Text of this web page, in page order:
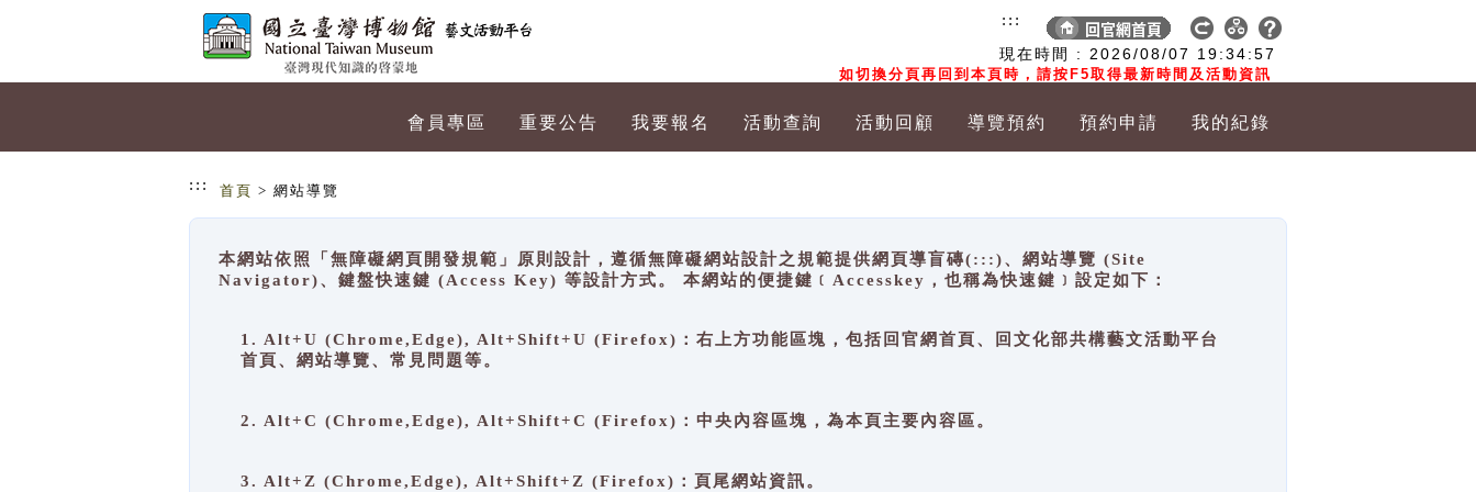
現在時間 : 2026/08/07 19:34:58
如切換分頁再回到本頁時，請按F5取得最新時間及活動資訊
:::
會員專區 重要公告 我要報名 活動查詢 活動回顧 導覽預約 預約申請 我的紀錄
::: 首頁 > 網站導覽
本網站依照「無障礙網頁開發規範」原則設計，遵循無障礙網站設計之規範提供網頁導盲磚(:::)、網站導覽 (Site
Navigator)、鍵盤快速鍵 (Access Key) 等設計方式。 本網站的便捷鍵﹝Accesskey，也稱為快速鍵﹞設定如下：
1. Alt+U (Chrome,Edge), Alt+Shift+U (Firefox)：右上方功能區塊，包括回官網首頁、回文化部共構藝文活動平台
首頁、網站導覽、常見問題等。
2. Alt+C (Chrome,Edge), Alt+Shift+C (Firefox)：中央內容區塊，為本頁主要內容區。
3. Alt+Z (Chrome,Edge), Alt+Shift+Z (Firefox)：頁尾網站資訊。